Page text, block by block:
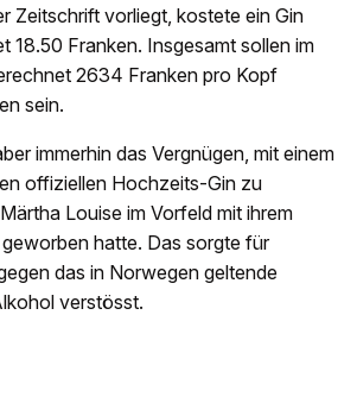
Zeitschrift vorliegt, kostete ein Gin
18.50 Franken. Insgesamt sollen im
2634 Franken pro Kopf
sein.
immerhin das Vergnügen, mit einem
offiziellen Hochzeits-Gin zu
Louise im Vorfeld mit ihrem
hatte. Das sorgte für
das in Norwegen geltende
verstösst.